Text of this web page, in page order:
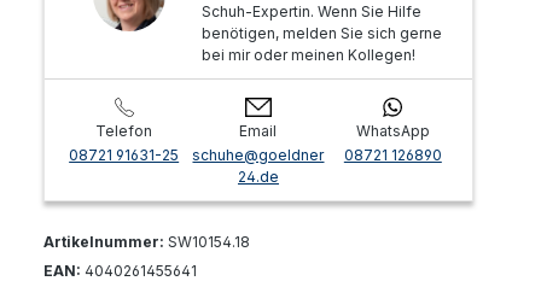
Schuh-Expertin. Wenn Sie Hilfe
benötigen, melden Sie sich gerne
bei mir oder meinen Kollegen!
Telefon
08721 91631-25
Email
schuhe@goeldner
24.de
WhatsApp
08721 126890
Artikelnummer: SW10154.18
EAN: 4040261455641